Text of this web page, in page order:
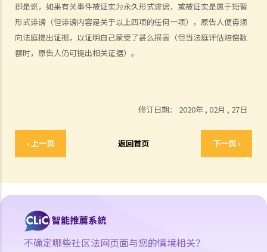
即是说，如果有关事件被证实为永久形式诽谤，或被证实是属于短暂
形式诽谤（但诽谤内容是关于以上四项的任何一项），原告人便毋须
向法庭提出证据，以证明自己蒙受了甚么损害（但当法庭评估赔偿数
额时，原告人仍可提出相关证据）。
修订日期： 2020年 , 02月 , 27日
‹ 上一页 返回首页 下一页 ›
信被Y的秘书和助手打开了。我是否要为向其他人发布诽谤文章，而负
上法律责任？
5. 作为雇主，如果我们的雇员发布了一些诽谤性事情，我们要负上多大
的法律责任？
情况下，当C在公众地方发布诽谤性言论而被其他人听到后，他便要为
发布这些诽谤性言论负责？
7. 如有一些诽谤性字句或言论，被互联网站使用者放到网站上，该网站
1. 如果我的文章本来并非针对原告人，但内容只是巧合地看来似是指向
他。我是否仍然要负上诽谤的法律责任？
2. 如果我发布了一些诽谤性字句，而有关内容针对一间有限公司，我要
不确定哪些社区法网页面与您的情境相关？